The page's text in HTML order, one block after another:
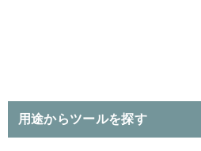
用途からツールを探す